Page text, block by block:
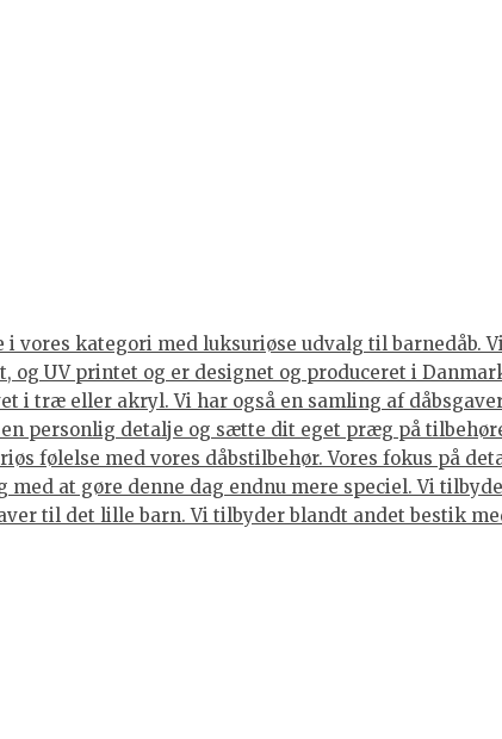
i vores kategori med luksuriøse udvalg til
UV printet og er designet og produceret i
i træ eller akryl. Vi har også en samling af
personlig detalje og sætte dit eget præg på
følelse med vores dåbstilbehør. Vores fokus på
at gøre denne dag endnu mere speciel. Vi
til det lille barn. Vi tilbyder blandt andet bestik